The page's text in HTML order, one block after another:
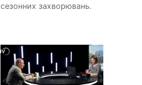
сезонних захворювань.